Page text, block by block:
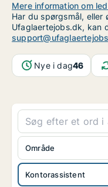
Mere information om
Har du spørgsmål,
Ufaglaertejobs.dk, kan
Nye i dag46
Kontorassistent
Område